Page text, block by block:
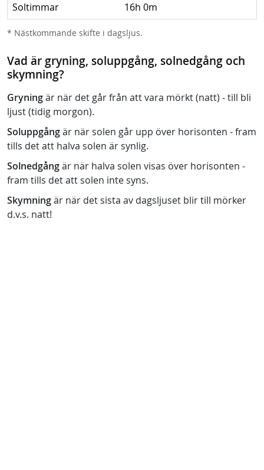
Soltimmar 16h 0m
* Nästkommande skifte i dagsljus.
Vad är gryning, soluppgång, solnedgång och
skymning?
Gryningär när det går från att vara mörkt (natt) - till bli
ljust (tidig morgon).
Soluppgångär när solen går upp över horisonten - fram
tills det att halva solen är synlig.
Solnedgångär när halva solen visas över horisonten -
fram tills det att solen inte syns.
Skymningär när det sista av dagsljuset blir till mörker
d.v.s. natt!